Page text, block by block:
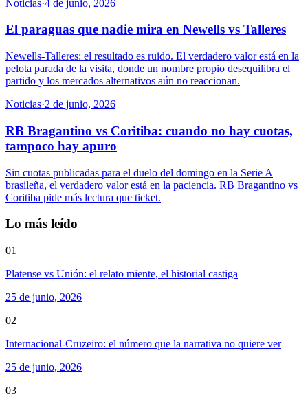
Noticias·4 de junio, 2026
El paraguas que nadie mira en Newells vs Talleres
Newells-Talleres: el resultado es ruido. El verdadero valor está en la
pelota parada de la visita, donde un nombre propio desequilibra el
partido y los mercados alternativos aún no reaccionan.
Noticias·2 de junio, 2026
RB Bragantino vs Coritiba: cuando no hay cuotas,
tampoco hay apuro
Sin cuotas publicadas para el duelo del domingo en la Serie A
brasileña, el verdadero valor está en la paciencia. RB Bragantino vs
Coritiba pide más lectura que ticket.
Lo más leído
01
Platense vs Unión: el relato miente, el historial castiga
25 de junio, 2026
02
Internacional-Cruzeiro: el número que la narrativa no quiere ver
25 de junio, 2026
03